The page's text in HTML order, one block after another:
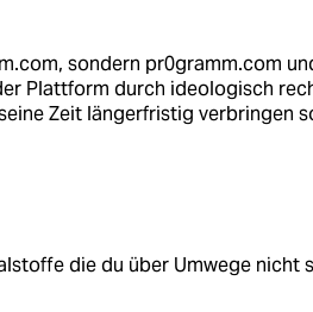
, sondern pr0gramm.com
Plattform durch ideologisch
Zeit längerfristig verbringen
die du über Umwege nicht